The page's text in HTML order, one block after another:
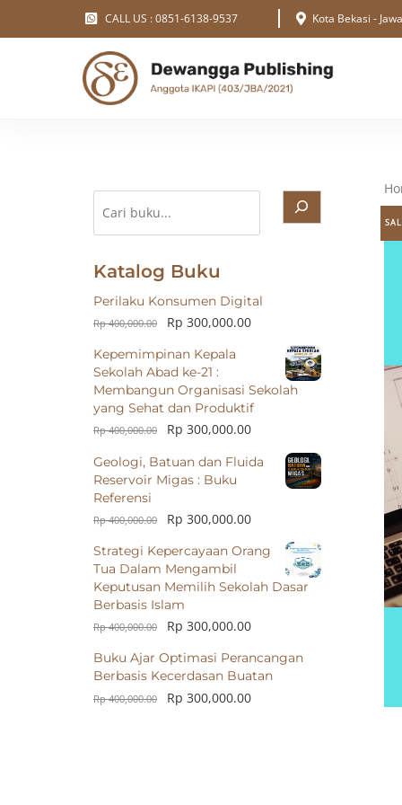
CALL US : 0851-6138-9537 Kota Bekasi -
Cari
Katalog Buku
Perilaku Konsumen Digital
Rp400,000.00 Rp 300,000.00
Kepemimpinan Kepala
Sekolah Abad ke-21 :
Membangun Organisasi Sekolah
yang Sehat dan Produktif
Rp400,000.00 Rp 300,000.00
Geologi, Batuan dan Fluida
Reservoir Migas : Buku
Referensi
Rp400,000.00 Rp 300,000.00
Strategi Kepercayaan Orang
Tua Dalam Mengambil
Keputusan Memilih Sekolah Dasar
Berbasis Islam
Rp400,000.00 Rp 300,000.00
Buku Ajar Optimasi Perancangan
Berbasis Kecerdasan Buatan
Rp400,000.00 Rp 300,000.00